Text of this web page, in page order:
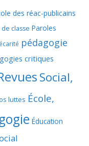
des réac-publicains
classe Paroles
pédagogie
critiques
Social,
luttes École,
Éducation